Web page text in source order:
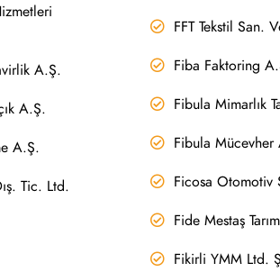
A.Ş.
A.Ş.
A.Ş.
Tic. Ltd.
FFT Tekstil San.
Fiba Faktoring
Fibula Mimarlık
Fibula Mücevher
Ficosa Otomotiv
Fide Mestaş
Fikirli YMM Ltd.